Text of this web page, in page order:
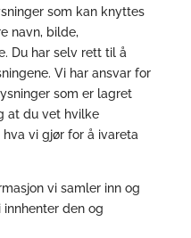
som kan knyttes
navn, bilde,
Du har selv rett til å
Vi har ansvar for
som er lagret
at du vet hvilke
vi gjør for å ivareta
vi samler inn og
den og